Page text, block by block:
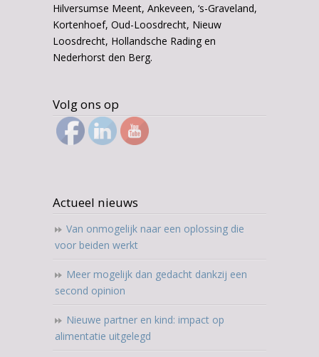
Hilversumse Meent, Ankeveen, ‘s-Graveland,
Kortenhoef, Oud-Loosdrecht, Nieuw
Loosdrecht, Hollandsche Rading en
Nederhorst den Berg.
Volg ons op
Actueel nieuws
Van onmogelijk naar een oplossing die
voor beiden werkt
Meer mogelijk dan gedacht dankzij een
second opinion
Nieuwe partner en kind: impact op
alimentatie uitgelegd